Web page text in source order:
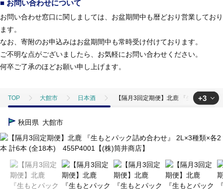
■ お問い合わせについて
お問い合わせ窓口に関しましては、お盆期間中も暦どおり営業しており
ます。
なお、寄附のお申込みはお盆期間中も常時受け付けております。
ご不明な点がございましたら、お気軽にお問い合わせください。
何卒ご了承のほどお願い申し上げます。
TOP 大館市 日本酒 【隔月3回定期便】北鹿 『生もとパ
TOP
TOP 定期便 飲料(定期便) 【隔月3回定期便】北鹿 『生も
+3
秋田県 大館市